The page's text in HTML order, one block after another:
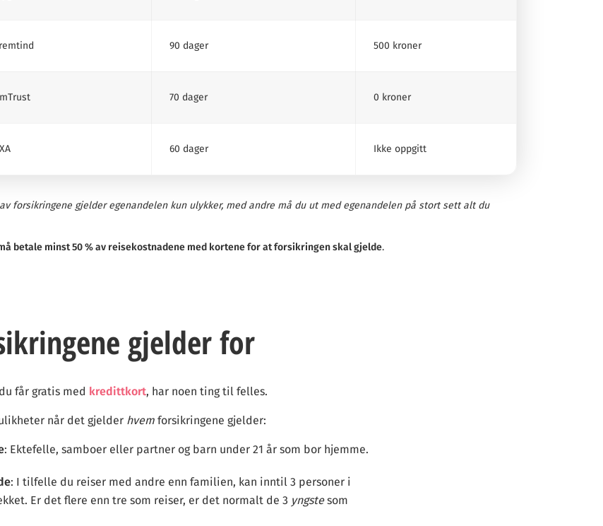
90 dager 500 kroner
70 dager 0 kroner
60 dager Ikke oppgitt
forsikringene gjelder egenandelen kun ulykker, med andre må du ut med egenandelen på stort sett alt du
betale minst 50 % av reisekostnadene med kortene for at forsikringen skal gjelde.
gjelder for
får gratis med kredittkort, har noen ting til felles.
når det gjelder hvem forsikringene gjelder:
: Ektefelle, samboer eller partner og barn under 21 år som bor hjemme.
: I tilfelle du reiser med andre enn familien, kan inntil 3 personer i
Er det flere enn tre som reiser, er det normalt de 3 yngstesom